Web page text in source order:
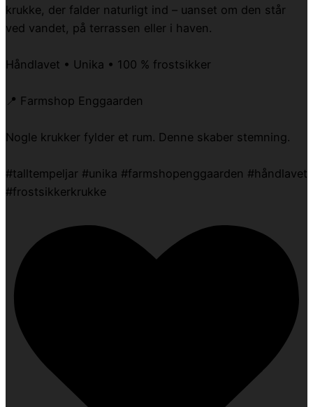
krukke, der falder naturligt ind – uanset om den står
ved vandet, på terrassen eller i haven.
Håndlavet • Unika • 100 % frostsikker
📍 Farmshop Enggaarden
Nogle krukker fylder et rum. Denne skaber stemning.
#talltempeljar #unika #farmshopenggaarden #håndlavet
#frostsikkerkrukke